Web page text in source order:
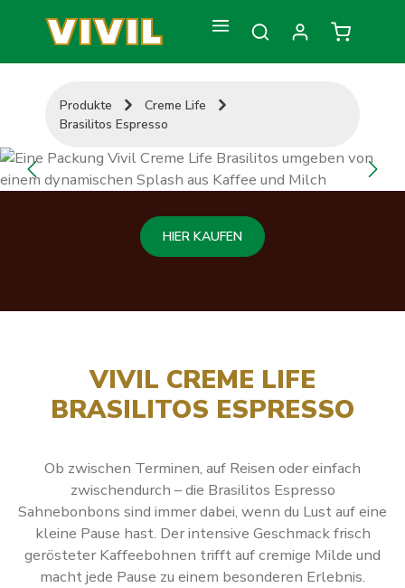
Zum Hauptinhalt springen
Produkte
Creme Life
Brasilitos Espresso
Bildergalerie überspringen
HIER KAUFEN
VIVIL CREME LIFE
BRASILITOS ESPRESSO
Ob zwischen Terminen, auf Reisen oder einfach
zwischendurch – die Brasilitos Espresso
Sahnebonbons sind immer dabei, wenn du Lust auf eine
kleine Pause hast. Der intensive Geschmack frisch
gerösteter Kaffeebohnen trifft auf cremige Milde und
macht jede Pause zu einem besonderen Erlebnis.